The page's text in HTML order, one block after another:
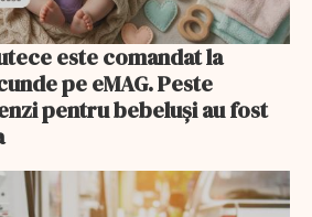
este comandat la
pe eMAG. Peste
pentru bebeluși au fost